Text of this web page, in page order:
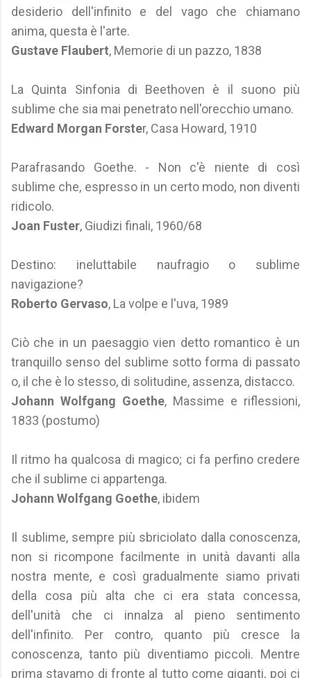
desiderio dell'infinito e del vago che chiamano
anima, questa è l'arte.
Gustave Flaubert, Memorie di un pazzo, 1838
La Quinta Sinfonia di Beethoven è il suono più
sublime che sia mai penetrato nell'orecchio umano.
Edward Morgan Forster, Casa Howard, 1910
Parafrasando Goethe. - Non c'è niente di così
sublime che, espresso in un certo modo, non diventi
ridicolo.
Joan Fuster, Giudizi finali, 1960/68
Destino: ineluttabile naufragio o sublime
navigazione?
Roberto Gervaso, La volpe e l'uva, 1989
Ciò che in un paesaggio vien detto romantico è un
tranquillo senso del sublime sotto forma di passato
o, il che è lo stesso, di solitudine, assenza, distacco.
Johann Wolfgang Goethe, Massime e riflessioni,
1833 (postumo)
Il ritmo ha qualcosa di magico; ci fa perfino credere
che il sublime ci appartenga.
Johann Wolfgang Goethe, ibidem
Il sublime, sempre più sbriciolato dalla conoscenza,
non si ricompone facilmente in unità davanti alla
nostra mente, e così gradualmente siamo privati
della cosa più alta che ci era stata concessa,
dell'unità che ci innalza al pieno sentimento
dell'infinito. Per contro, quanto più cresce la
conoscenza, tanto più diventiamo piccoli. Mentre
prima stavamo di fronte al tutto come giganti, poi ci